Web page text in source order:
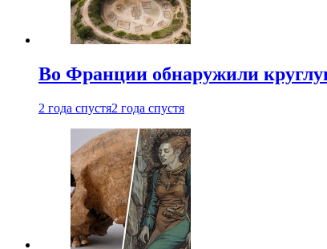
Во Франции обнаружили
2 года спустя2 года спустя